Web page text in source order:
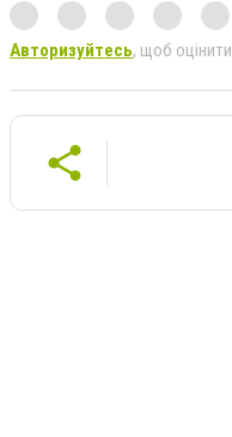
Авторизуйтесь, щоб оцінити